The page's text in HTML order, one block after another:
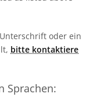
oder ein
bitte kontaktiere
Sprachen: